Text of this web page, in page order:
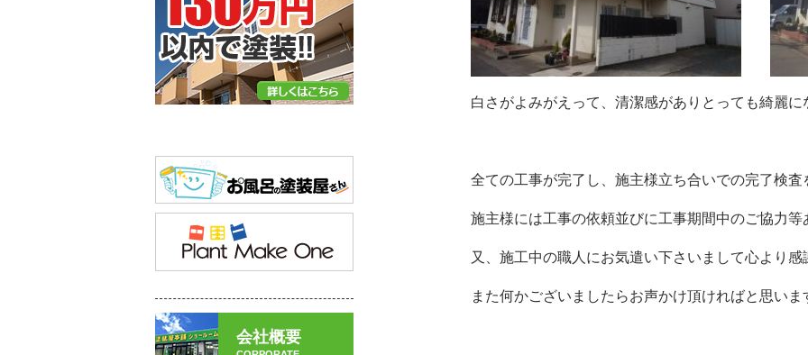
白さがよみがえって、清潔感がありとっても綺麗に
全ての工事が完了し、施主様立ち合いでの完了検
施主様には工事の依頼並びに工事期間中のご協力
又、施工中の職人にお気遣い下さいまして心より感
また何かございましたらお声かけ頂ければと思いま
会社概要